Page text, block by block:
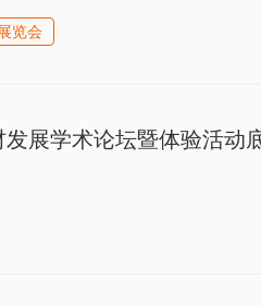
览会
学术论坛暨体验活动